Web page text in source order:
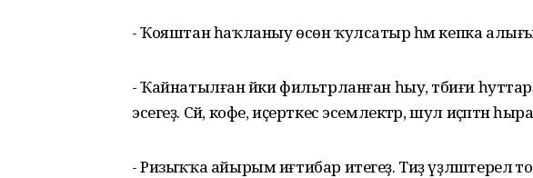
- Ҡояштан һаҡланыу өсөн ҡулсатыр һәм кепка
- Ҡайнатылған йәки фильтрланған һыу, тәбиғи
эсегеҙ. Сәй, кофе, иҫерткес эсемлектәр, шул иҫәптән
- Ризыҡҡа айырым иғтибар итегеҙ. Тиҙ үҙләштерелә